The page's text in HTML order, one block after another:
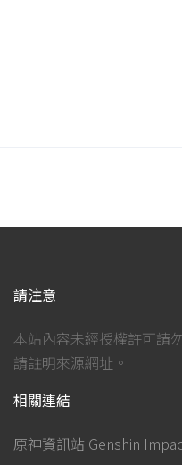
請注意
本站內容未經授權許可請
請註明來源網址。
相關連結
原神資訊站 Genshin